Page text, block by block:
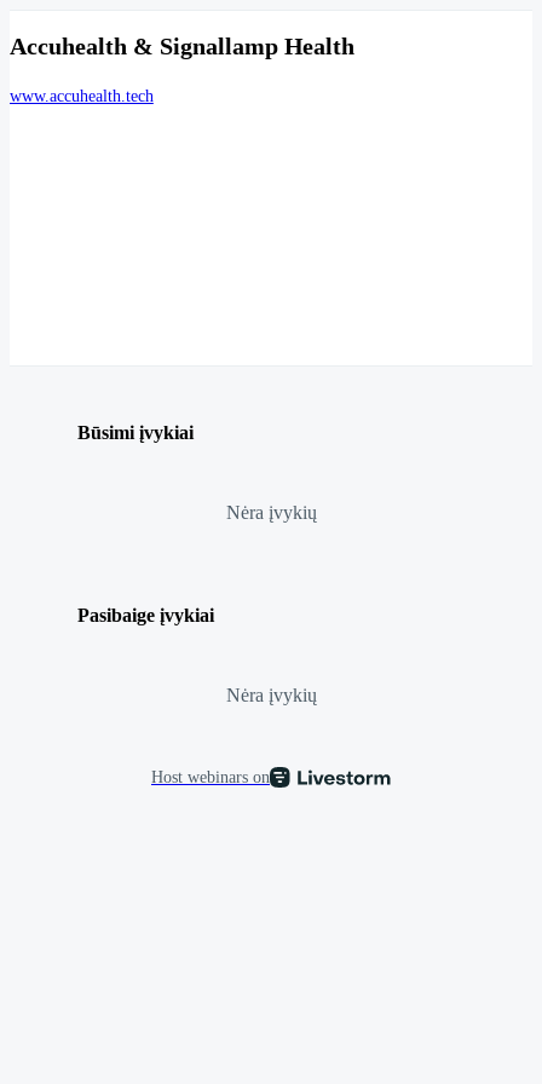
Accuhealth & Signallamp Health
www.accuhealth.tech
Būsimi įvykiai
Nėra įvykių
Pasibaige įvykiai
Nėra įvykių
Host webinars on